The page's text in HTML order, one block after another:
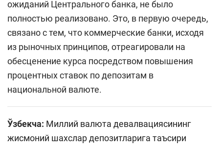
ожиданий Центрального банка, не было
полностью реализовано. Это, в первую очередь,
связано с тем, что коммерческие банки, исходя
из рыночных принципов, отреагировали на
обесценение курса посредством повышения
процентных ставок по депозитам в
национальной валюте.
Ўзбекча: Миллий валюта девалвациясининг
жисмоний шахслар депозитларига таъсири